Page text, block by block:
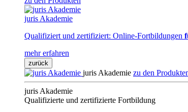
juris Akademie
Qualifiziert und zertifiziert: Online-Fortbildungen
mehr erfahren
zurück
juris Akademie zu den
juris Akademie
Qualifizierte und zertifizierte Fortbildung